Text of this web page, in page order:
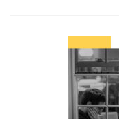
Betegágyon